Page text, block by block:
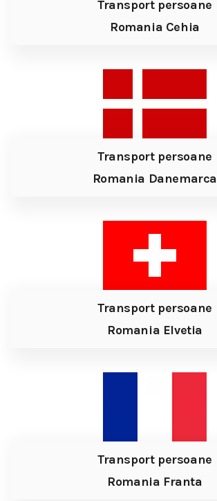
Transport persoane
Romania Cehia
Transport persoane
Romania Danemarca
Transport persoane
Romania Elvetia
Transport persoane
Romania Franta